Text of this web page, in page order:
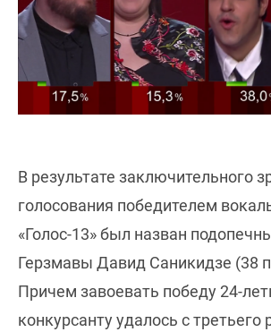
В результате заключительного
голосования победителем
«Голос-13» был назван
Герзмавы Давид Саникидзе (38
Причем завоевать победу 24-
конкурсанту удалось с третьего